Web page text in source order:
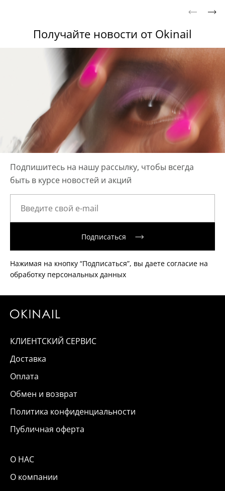
Получайте новости от Okinail
Подпишитесь на нашу рассылку, чтобы всегда
быть в курсе новостей и акций
Подписаться
Нажимая на кнопку “Подписаться”, вы даете согласие на
обработку персональных данных
КЛИЕНТСКИЙ СЕРВИС
Доставка
Оплата
Обмен и возврат
Политика конфиденциальности
Публичная оферта
О НАС
О компании